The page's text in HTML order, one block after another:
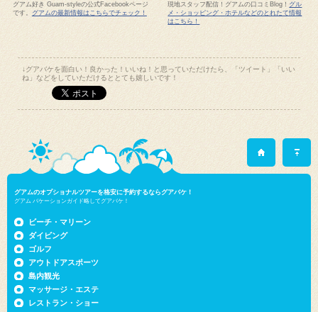
グアム好き Guam-styleの公式Facebookページ
です。
グアムの最新情報はこちらでチェック！
現地スタッフ配信！グアムの口コミBlog！ グル
メ・ショッピング・ホテルなどのとれたて情報
はこちら！
↓グアバケを面白い！良かった！いいね！と思っていただけたら、「ツイート」「いい
ね」などをしていただけるととても嬉しいです！
グアムのオプショナルツアーを格安に予約するならグアバケ！
グアム バケーションガイド略してグアバケ！
ビーチ・マリーン
ダイビング
ゴルフ
アウトドアスポーツ
島内観光
マッサージ・エステ
レストラン・ショー